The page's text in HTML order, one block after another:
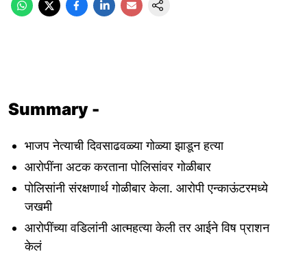
Summary -
भाजप नेत्याची दिवसाढवळ्या गोळ्या झाडून हत्या
आरोपींना अटक करताना पोलिसांवर गोळीबार
पोलिसांनी संरक्षणार्थ गोळीबार केला. आरोपी एन्काऊंटरमध्ये
जखमी
आरोपींच्या वडिलांनी आत्महत्या केली तर आईने विष प्राशन
केलं